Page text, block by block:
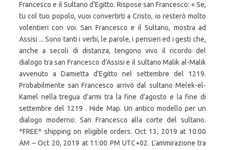
Francesco e il Sultano d’Egitto. Rispose san Francesco: « Se,
tu col tuo popolo, vuoi convertirti a Cristo, io resterò molto
volentieri con voi. San Francesco e il Sultano, mostra ad
Assisi ... Sono tanti i verbi, le parole, i pensieri ed i gesti che,
anche a secoli di distanza, tengono vivo il ricordo del
dialogo tra san Francesco d'Assisi e il sultano Malik al-Malik
avvenuto a Damietta d'Egitto nel settembre del 1219.
Probabilmente san Francesco arrivò dal sultano Melek-el-
Kamel nella tregua d’armi tra la fine d’agosto e la fine di
settembre del 1219 . Hide Map. Un antico modello per un
dialogo moderno: San Francesco alla corte del sultano.
*FREE* shipping on eligible orders. Oct 13, 2019 at 10:00
AM – Oct 20, 2019 at 11:00 PM UTC+02. L’ammirazione tra